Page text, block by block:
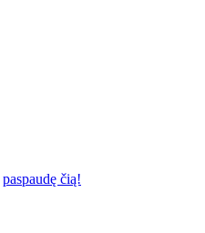
paspaudę čią!